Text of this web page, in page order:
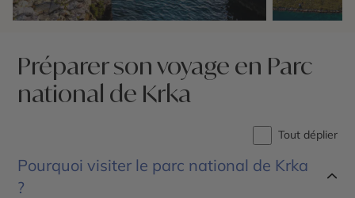
Préparer son voyage en Parc
national de Krka
Tout déplier
Pourquoi visiter le parc national de Krka
?